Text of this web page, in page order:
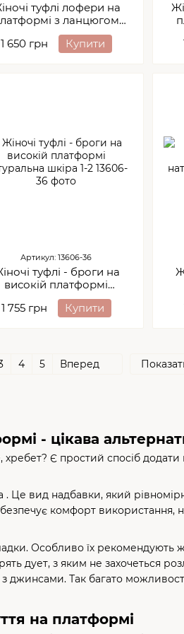
- цікава
Є простий спосіб додати
вид надбавки, який
комфорт
Особливо їх рекомендують
дует, з яким не захочеться
з джинсами. Так багато
на платформі
туфлі лофери на
з ланцюгом
натуральна замша 2-1
1 650 грн Купити
Артикул: 13606-36
туфлі - броги на
високій платформі
натуральна шкіра 1-2
1 755 грн Купити
4 5 Вперед